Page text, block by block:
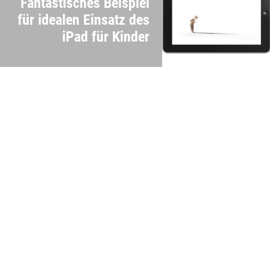
für idealen Einsatz des
iPad für Kinder